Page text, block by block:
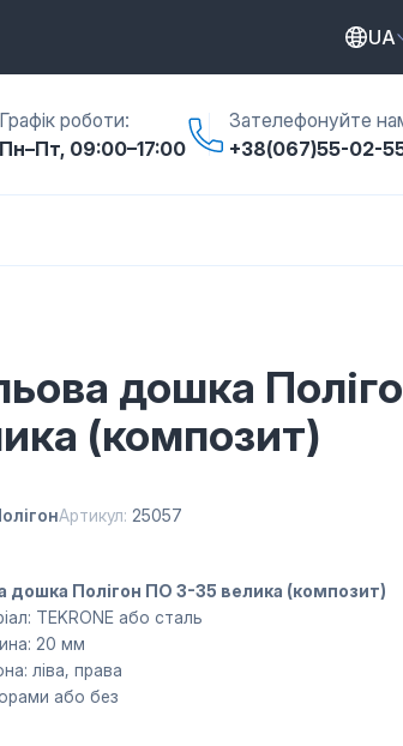
UA
Графік роботи:
Пн–Пт, 09:00–17:00
Зателефонуйте
+38(067)55-02-
дошка
(композит)
Артикул: 25057
дошка Полігон ПО 3-35 велика (композит)
TEKRONE або сталь
20 мм
ліва, права
або без